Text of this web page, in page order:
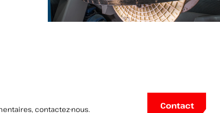
contactez-nous. Contact